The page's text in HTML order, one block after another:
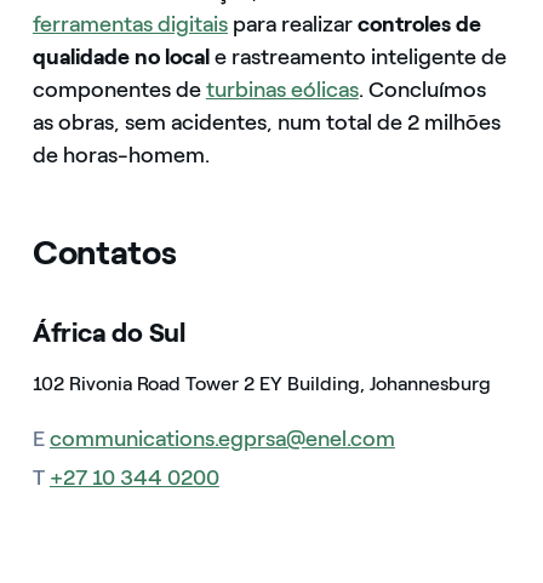
ferramentas digitaispara realizarcontroles de
qualidade no locale rastreamento inteligente de
componentes deturbinas eólicas. Concluímos
as obras, sem acidentes, num total de 2 milhões
de horas-homem.
Contatos
África do Sul
102 Rivonia Road Tower 2 EY Building, Johannesburg
Ecommunications.egprsa@enel.com
T +27 10 344 0200